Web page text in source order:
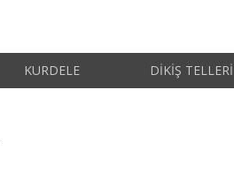
KURDELE DIKIŞ TELLERI